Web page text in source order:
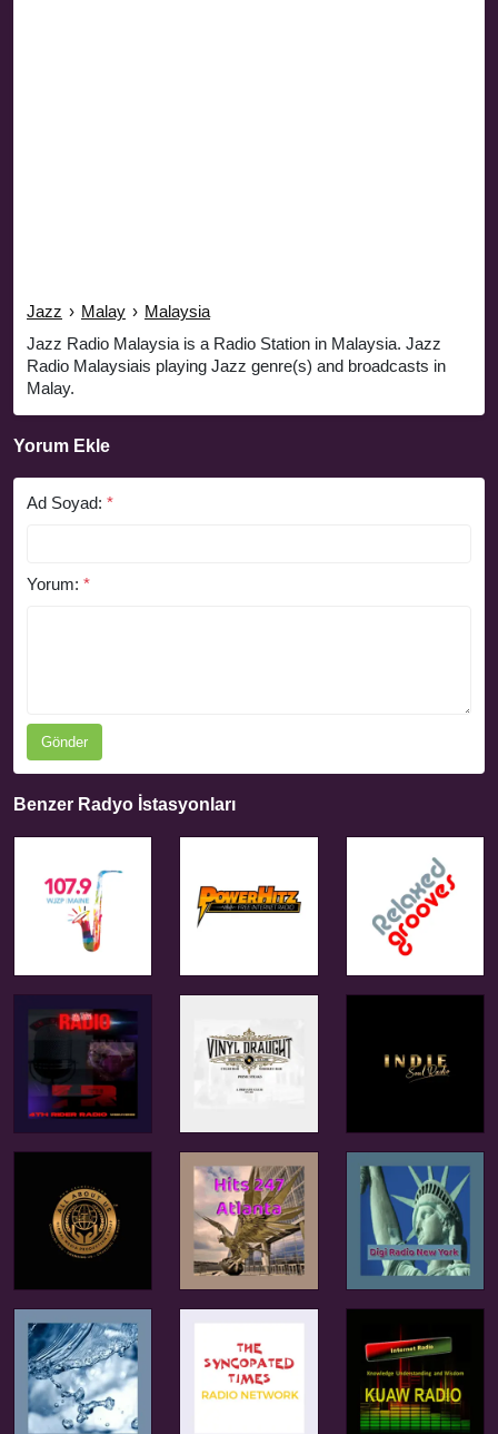
Jazz › Malay › Malaysia
Jazz Radio Malaysia is a Radio Station in Malaysia. Jazz
Radio Malaysiais playing Jazz genre(s) and broadcasts in
Malay.
Yorum Ekle
Ad Soyad: *
Yorum: *
Gönder
Benzer Radyo İstasyonları